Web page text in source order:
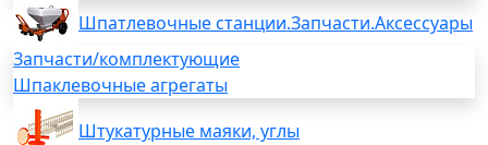
Шпатлевочные станции.Запчасти.Аксессуары
Запчасти/комплектующие
Шпаклевочные агрегаты
Штукатурные маяки, углы